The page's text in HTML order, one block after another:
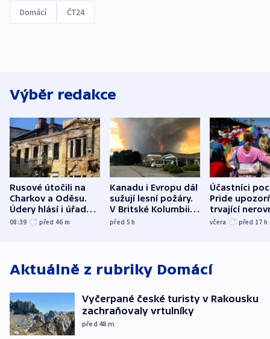
Domácí ČT24
Výběr redakce
Rusové útočili na
Charkov a Oděsu.
Údery hlásí i úřady v
Bělgorodu
08:39 před 46 m
Kanadu i Evropu dál
sužují lesní požáry.
V Britské Kolumbii
evakuovali tisíce lidí
před 5h
Účastníci
Pride
trvající
včera před 17 h
Aktuálně z rubriky Domácí
Vyčerpané české turisty v Rakousku
zachraňovaly vrtulníky
před 48 m